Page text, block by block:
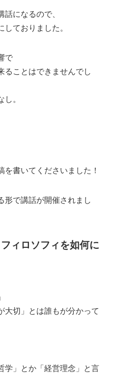
になるので、
ておりました。
で
ることはできませんでし
。
書いてくださいました！
形で講話が開催されまし
ィロソフィを如何に
大切」とは誰もが分かって
学」とか「経営理念」と言